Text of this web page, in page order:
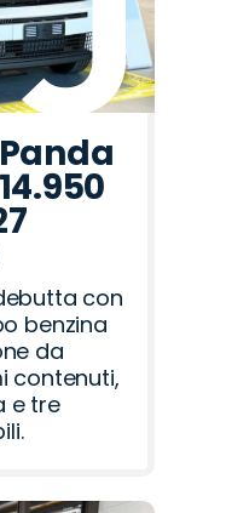
con
benzina
da
contenuti,
e tre